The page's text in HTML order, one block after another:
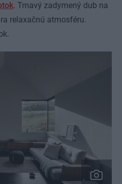
. Tmavý zadymený dub na
relaxačnú atmosféru.